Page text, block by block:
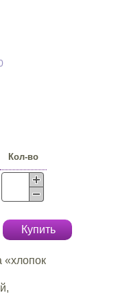
Кол-во
Купить
«хлопок